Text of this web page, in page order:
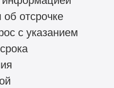
отсрочке
с указанием